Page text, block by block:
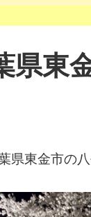
県東
葉県東金市の